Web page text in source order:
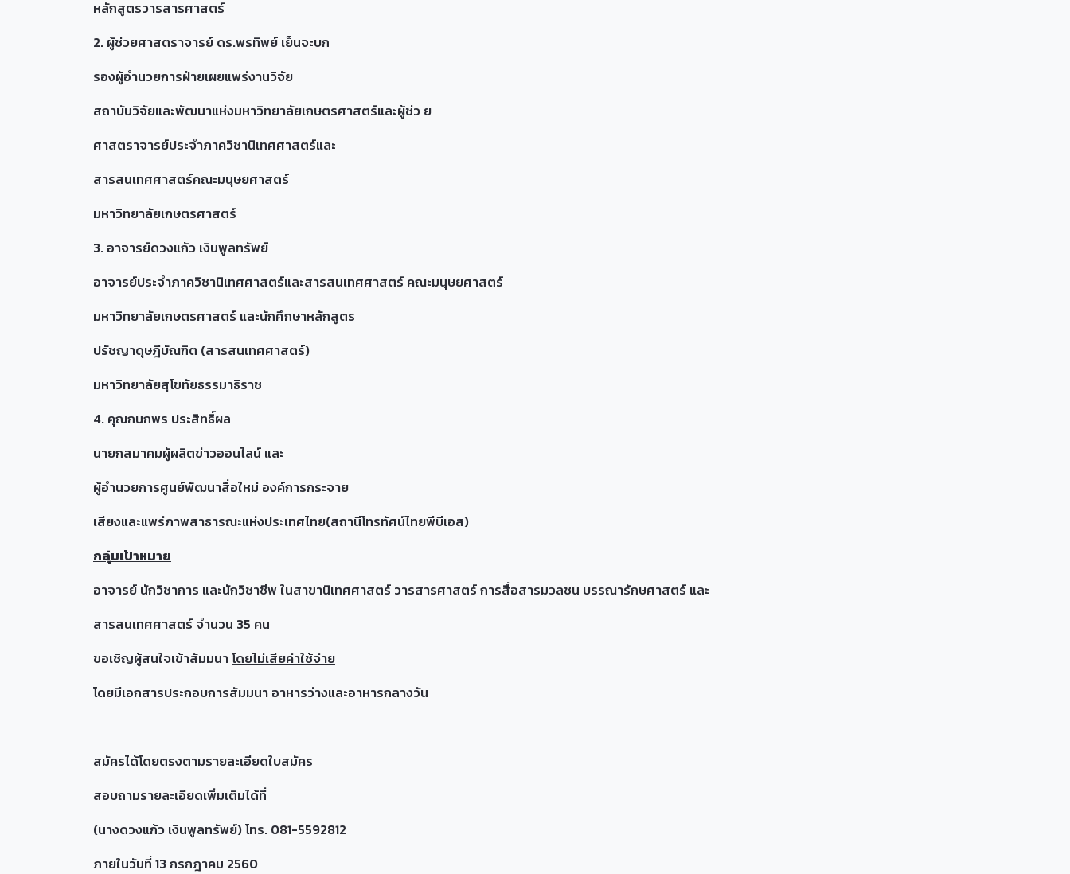
หลักสูตรวารสารศาสตร์
2. ผู้ช่วยศาสตราจารย์ ดร.พรทิพย์ เย็นจะบก
รองผู้อำนวยการฝ่ายเผยแพร่งานวิจัย
สถาบันวิจัยและพัฒนาแห่งมหาวิทยาลัยเกษตรศาสตร์และผู้ช่ว ย
ศาสตราจารย์ประจำภาควิชานิเทศศาสตร์และ
สารสนเทศศาสตร์คณะมนุษยศาสตร์
มหาวิทยาลัยเกษตรศาสตร์
3. อาจารย์ดวงแก้ว เงินพูลทรัพย์
อาจารย์ประจำภาควิชานิเทศศาสตร์และสารสนเทศศาสตร์ คณะมนุษยศาสตร์
มหาวิทยาลัยเกษตรศาสตร์ และนักศึกษาหลักสูตร
ปรัชญาดุษฎีบัณฑิต (สารสนเทศศาสตร์)
มหาวิทยาลัยสุโขทัยธรรมาธิราช
4. คุณกนกพร ประสิทธิ์ผล
นายกสมาคมผู้ผลิตข่าวออนไลน์ และ
ผู้อำนวยการศูนย์พัฒนาสื่อใหม่ องค์การกระจาย
เสียงและแพร่ภาพสาธารณะแห่งประเทศไทย(สถานีโทรทัศน์ไทยพีบีเอส)
กลุ่มเป้าหมาย
อาจารย์ นักวิชาการ และนักวิชาชีพ ในสาขานิเทศศาสตร์ วารสารศาสตร์ การสื่อสารมวลชน บรรณารักษศาสตร์ และ
สารสนเทศศาสตร์ จำนวน 35 คน
ขอเชิญผู้สนใจเข้าสัมมนาโดยไม่เสียค่าใช้จ่าย
โดยมีเอกสารประกอบการสัมมนา อาหารว่างและอาหารกลางวัน
สมัครได้โดยตรงตามรายละเอียดใบสมัคร
สอบถามรายละเอียดเพิ่มเติมได้ที่
(นางดวงแก้ว เงินพูลทรัพย์) โทร. 081-5592812
ภายในวันที่ 13 กรกฎาคม 2560